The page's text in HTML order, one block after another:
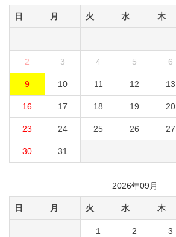
日 月 火 水 木
2 3 4 5 6
9 10 11 12 13
16 17 18 19 20
23 24 25 26 27
30 31
2026年09月
日 月 火 水 木
1 2 3